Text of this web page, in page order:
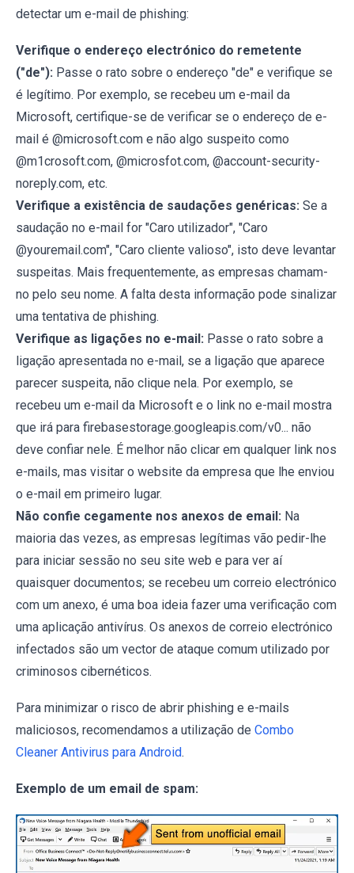
detectar um e-mail de phishing:
Verifique o endereço electrónico do remetente
("de"): Passe o rato sobre o endereço "de" e verifique se
é legítimo. Por exemplo, se recebeu um e-mail da
Microsoft, certifique-se de verificar se o endereço de e-
mail é @microsoft.com e não algo suspeito como
@m1crosoft.com, @microsfot.com, @account-security-
noreply.com, etc.
Verifique a existência de saudações genéricas: Se a
saudação no e-mail for "Caro utilizador", "Caro
@youremail.com", "Caro cliente valioso", isto deve levantar
suspeitas. Mais frequentemente, as empresas chamam-
no pelo seu nome. A falta desta informação pode sinalizar
uma tentativa de phishing.
Verifique as ligações no e-mail: Passe o rato sobre a
ligação apresentada no e-mail, se a ligação que aparece
parecer suspeita, não clique nela. Por exemplo, se
recebeu um e-mail da Microsoft e o link no e-mail mostra
que irá para firebasestorage.googleapis.com/v0... não
deve confiar nele. É melhor não clicar em qualquer link nos
e-mails, mas visitar o website da empresa que lhe enviou
o e-mail em primeiro lugar.
Não confie cegamente nos anexos de email: Na
maioria das vezes, as empresas legítimas vão pedir-lhe
para iniciar sessão no seu site web e para ver aí
quaisquer documentos; se recebeu um correio electrónico
com um anexo, é uma boa ideia fazer uma verificação com
uma aplicação antivírus. Os anexos de correio electrónico
infectados são um vector de ataque comum utilizado por
criminosos cibernéticos.
Para minimizar o risco de abrir phishing e e-mails
maliciosos, recomendamos a utilização de Combo
Cleaner Antivirus para Android.
Exemplo de um email de spam: